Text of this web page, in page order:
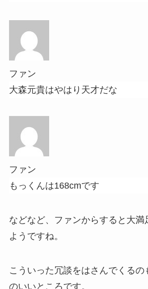
ファン
大森元貴はやはり天才だな
ファン
もっくんは168cmです
などなど、ファンからすると大満
ようですね。
こういった冗談をはさんでくるの
のいいところです。